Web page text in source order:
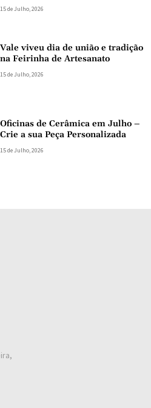
15 de Julho, 2026
Vale viveu dia de união e tradição
na Feirinha de Artesanato
15 de Julho, 2026
Oficinas de Cerâmica em Julho –
Crie a sua Peça Personalizada
15 de Julho, 2026